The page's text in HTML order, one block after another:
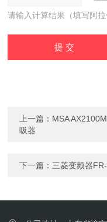
请输入计算结果（填写阿
上一篇： MSA
吸器
下一篇： 三菱变频器